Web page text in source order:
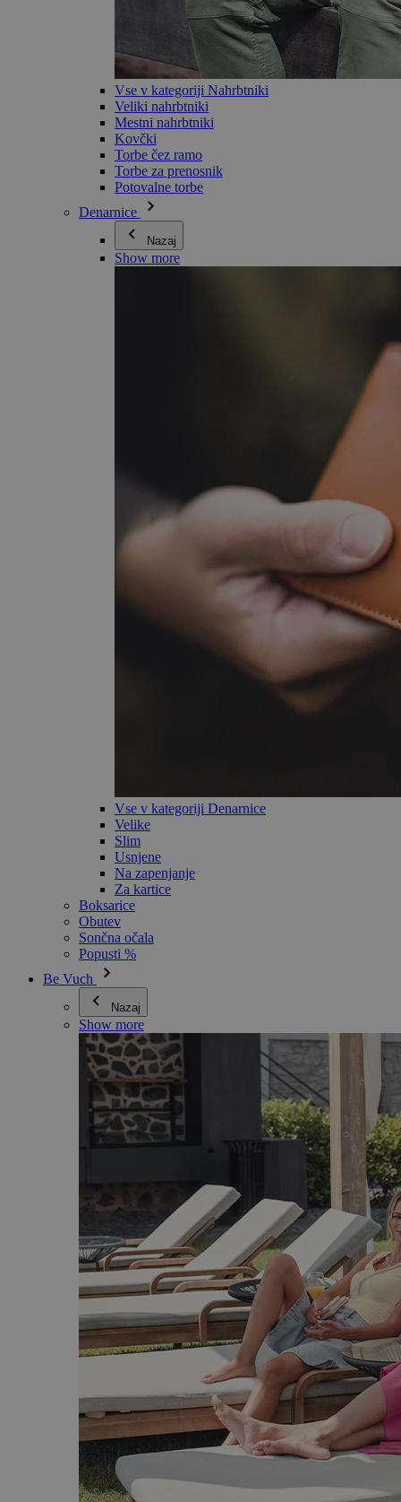
Vse v kategoriji Nahrbtniki
Veliki nahrbtniki
Mestni nahrbtniki
Kovčki
Torbe čez ramo
Torbe za prenosnik
Potovalne torbe
Denarnice
Nazaj
Show more
Vse v kategoriji Denarnice
Velike
Slim
Usnjene
Na zapenjanje
Za kartice
Boksarice
Obutev
Sončna očala
Popusti %
Be Vuch
Nazaj
Show more